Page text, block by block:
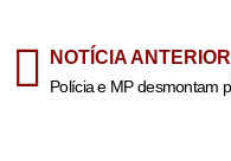
NOTÍCIA ANTERIOR